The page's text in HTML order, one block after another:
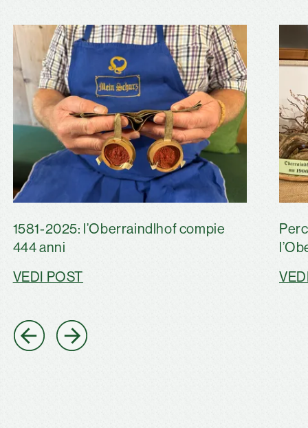
1581-2025: l’Oberraindlhof compie
444 anni
VEDI POST